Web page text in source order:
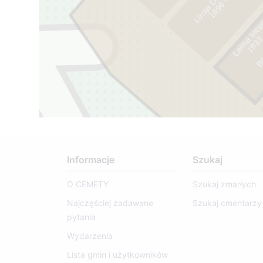
1
9
3
3
-
2
0
2
1
8
9
6
-
1
9
8
Informacje
O CEMETY
Najczęściej zadawane
pytania
Wydarzenia
Lista gmin i użytkowników
Szukaj
Szukaj zmarłych
Szukaj cmentarzy